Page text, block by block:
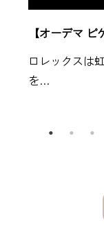
【オーデマ
ロレックスは
を…